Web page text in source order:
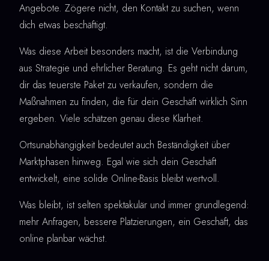
Angebote. Zögere nicht, den Kontakt zu suchen, wenn
dich etwas beschäftigt.
Was diese Arbeit besonders macht, ist die Verbindung
aus Strategie und ehrlicher Beratung. Es geht nicht darum,
dir das teuerste Paket zu verkaufen, sondern die
Maßnahmen zu finden, die für dein Geschäft wirklich Sinn
ergeben. Viele schätzen genau diese Klarheit.
Ortsunabhängigkeit bedeutet auch Beständigkeit über
Marktphasen hinweg. Egal wie sich dein Geschäft
entwickelt, eine solide Online-Basis bleibt wertvoll.
Was bleibt, ist selten spektakulär und immer grundlegend:
mehr Anfragen, bessere Platzierungen, ein Geschäft, das
online planbar wächst.